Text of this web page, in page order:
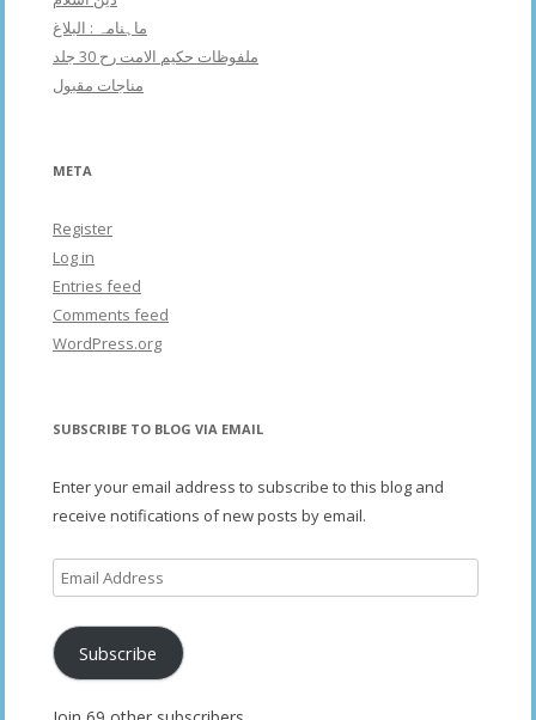
ماہنامہ : البلاغ
ملفوظات حکیم الامت رح 30 جلد
مناجات مقبول
META
Register
Log in
Entries feed
Comments feed
WordPress.org
SUBSCRIBE TO BLOG VIA EMAIL
Enter your email address to subscribe to this blog and
receive notifications of new posts by email.
Email
Address
Subscribe